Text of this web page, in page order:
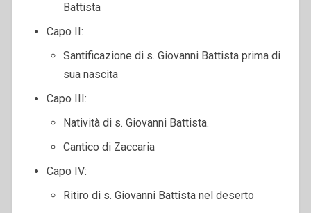
Battista
Capo II:
Santificazione di s. Giovanni Battista prima di
sua nascita
Capo III:
Natività di s. Giovanni Battista.
Cantico di Zaccaria
Capo IV:
Ritiro di s. Giovanni Battista nel deserto